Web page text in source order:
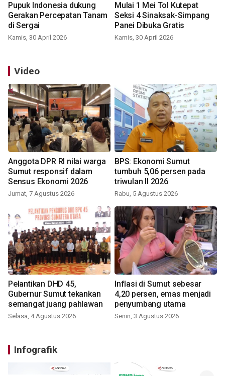
Pupuk Indonesia dukung
Gerakan Percepatan Tanam
di Sergai
Kamis, 30 April 2026
Mulai 1 Mei Tol Kutepat
Seksi 4 Sinaksak-Simpang
Panei Dibuka Gratis
Kamis, 30 April 2026
Video
Anggota DPR RI nilai warga
Sumut responsif dalam
Sensus Ekonomi 2026
Jumat, 7 Agustus 2026
BPS: Ekonomi Sumut
tumbuh 5,06 persen pada
triwulan II 2026
Rabu, 5 Agustus 2026
Pelantikan DHD 45,
Gubernur Sumut tekankan
semangat juang pahlawan
Selasa, 4 Agustus 2026
Inflasi di Sumut sebesar
4,20 persen, emas menjadi
penyumbang utama
Senin, 3 Agustus 2026
Infografik